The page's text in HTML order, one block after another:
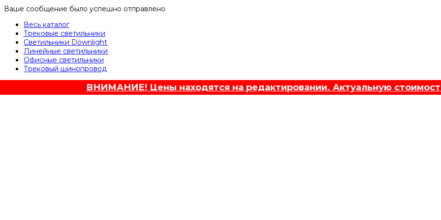
Ваше сообщение было успешно отправлено
Весь каталог
Трековые светильники
Светильники Downlight
Линейные светильники
Офисные светильники
Трековый шинопровод
ВНИМАНИЕ! Цены находятся на редактировании. Актуальную